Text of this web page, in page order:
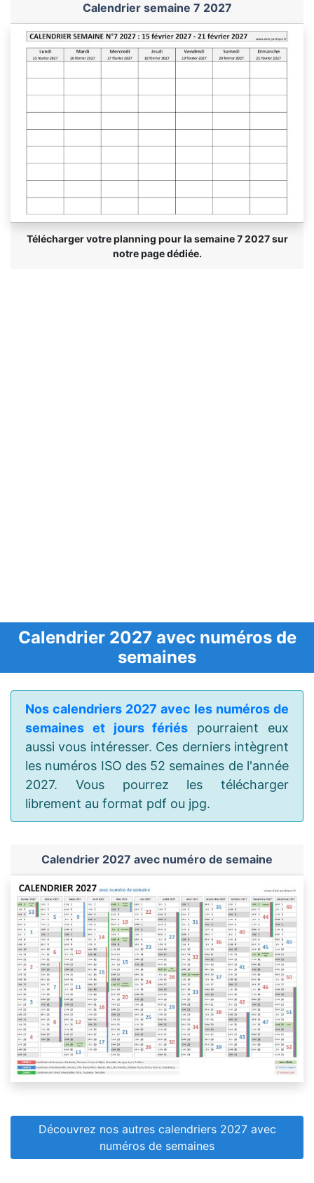
Calendrier semaine 7 2027
Télécharger votre planning pour la semaine 7 2027 sur
notre page dédiée.
Calendrier 2027 avec numéros de
semaines
Nos calendriers 2027 avec les numéros de
semaines et jours fériés pourraient eux
aussi vous intéresser. Ces derniers intègrent
les numéros ISO des 52 semaines de l'année
2027. Vous pourrez les télécharger
librement au format pdf ou jpg.
Calendrier 2027 avec numéro de semaine
Découvrez nos autres calendriers 2027 avec
numéros de semaines